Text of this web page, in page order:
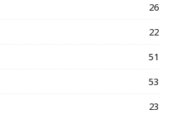
26
22
51
53
23